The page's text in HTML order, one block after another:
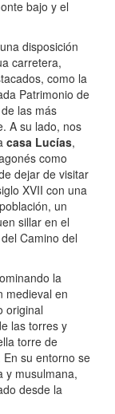
bajo y el
disposición
carretera,
como la
Patrimonio de
las más
A su lado, nos
casa Lucías,
como
dejar de visitar
XVII con una
un
sillar en el
Camino del
la
medieval en
original
las torres y
torre de
su entorno se
y musulmana,
desde la